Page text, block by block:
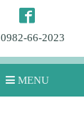
0982-66-2023
MENU